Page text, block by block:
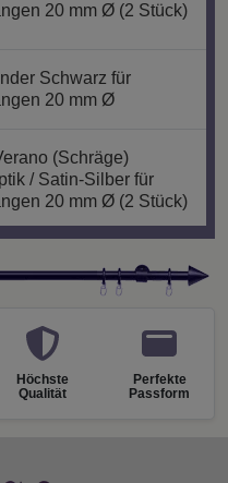
20 mm Ø (2 Stück)
Schwarz für
20 mm Ø
(Schräge)
/ Satin-Silber für
20 mm Ø (2 Stück)
Höchste
Qualität
Perfekte
Passform